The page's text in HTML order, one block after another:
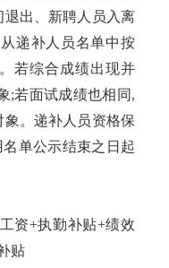
出、新聘人员入离
递补人员名单中按
若综合成绩出现并
;若面试成绩也相同,
象。递补人员资格保
单公示结束之日起
资+执勤补贴+绩效
贴